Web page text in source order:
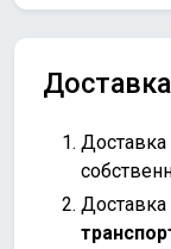
Доставка
Доставка
Доставка